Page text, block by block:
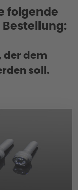
tyre
sets =
drive
tyres =
folgende
der dem
soll.